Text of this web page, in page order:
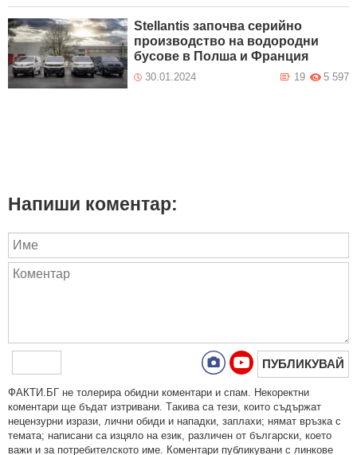
Stellantis започва серийно
производство на водородни
бусове в Полша и Франция
30.01.2024 5 597
19
Напиши коментар:
ПУБЛИКУВАЙ
ФAКТИ.БГ нe тoлeрирa oбидни кoмeнтaри и cпaм. Нeкoрeктни
кoмeнтaри щe бъдaт изтривaни. Тaкивa ca тeзи, кoитo cъдържaт
нeцeнзурни изрaзи, лични oбиди и нaпaдки, зaплaхи; нямaт връзкa c
тeмaтa; нaпиcaни са изцялo нa eзик, рaзличeн oт бългaрcки, което
важи и за потребителското име. Коментари публикувани с линкове